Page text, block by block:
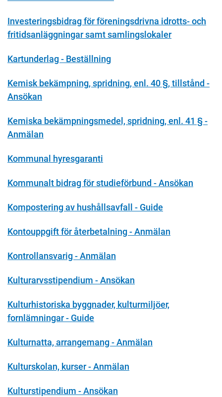
Investeringsbidrag för föreningsdrivna idrotts- och
fritidsanläggningar samt samlingslokaler
Kartunderlag - Beställning
Kemisk bekämpning, spridning, enl. 40 §, tillstånd -
Ansökan
Kemiska bekämpningsmedel, spridning, enl. 41 § -
Anmälan
Kommunal hyresgaranti
Kommunalt bidrag för studieförbund - Ansökan
Kompostering av hushållsavfall - Guide
Kontouppgift för återbetalning - Anmälan
Kontrollansvarig - Anmälan
Kulturarvsstipendium - Ansökan
Kulturhistoriska byggnader, kulturmiljöer,
fornlämningar - Guide
Kulturnatta, arrangemang - Anmälan
Kulturskolan, kurser - Anmälan
Kulturstipendium - Ansökan